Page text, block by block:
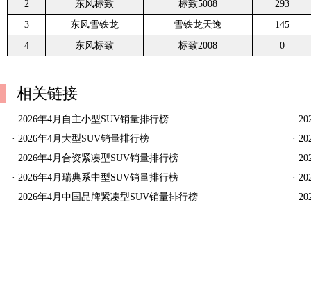
2
东风标致 标致5008
293
3
东风雪铁龙 雪铁龙天逸
145
4
东风标致 标致2008 0
相关链接
· 2026年4月自主小型SUV销量排行榜 ·
· 2026年4月大型SUV销量排行榜 ·
· 2026年4月合资紧凑型SUV销量排行榜 ·
· 2026年4月瑞典系中型SUV销量排行榜 ·
· 2026年4月中国品牌紧凑型SUV销量排行榜 ·